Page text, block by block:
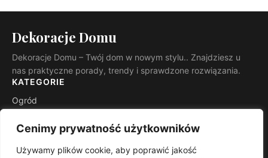
Cenimy prywatność użytkowników
Używamy plików cookie, aby poprawić jakość
Dekoracje Domu
Dekoracje Domu – Twój dom w nowym stylu.. Znajdziesz u
nas praktyczne porady, trendy i sprawdzone rozwiązania.
KATEGORIE
Ogród
INFORMACJE
Kontakt